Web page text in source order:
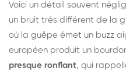
Voici un détail souvent
un bruit très différent de la
où la guêpe émet un buzz
européen produit un
presque ronflant, qui